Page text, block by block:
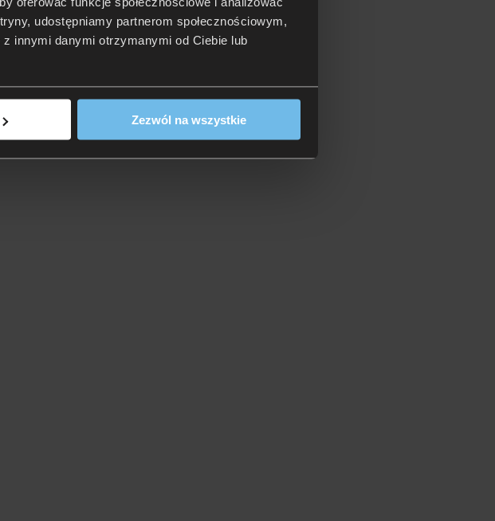
udostępniamy partnerom społecznościowym,
innymi danymi otrzymanymi od Ciebie lub
Zezwól na wszystkie